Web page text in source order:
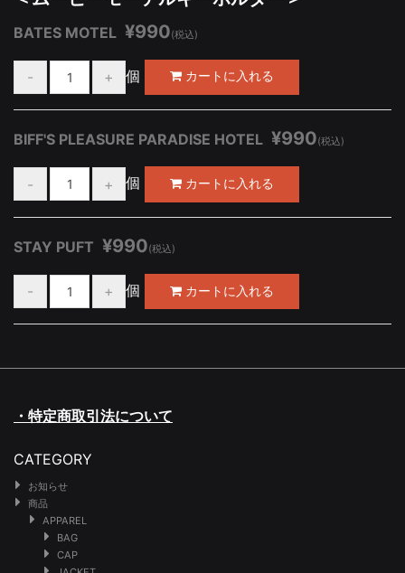
BATES MOTEL ¥990(税込)
個
BIFF'S PLEASURE PARADISE HOTEL ¥990(税込)
個
STAY PUFT ¥990(税込)
個
・特定商取引法について
CATEGORY
お知らせ
商品
APPAREL
BAG
CAP